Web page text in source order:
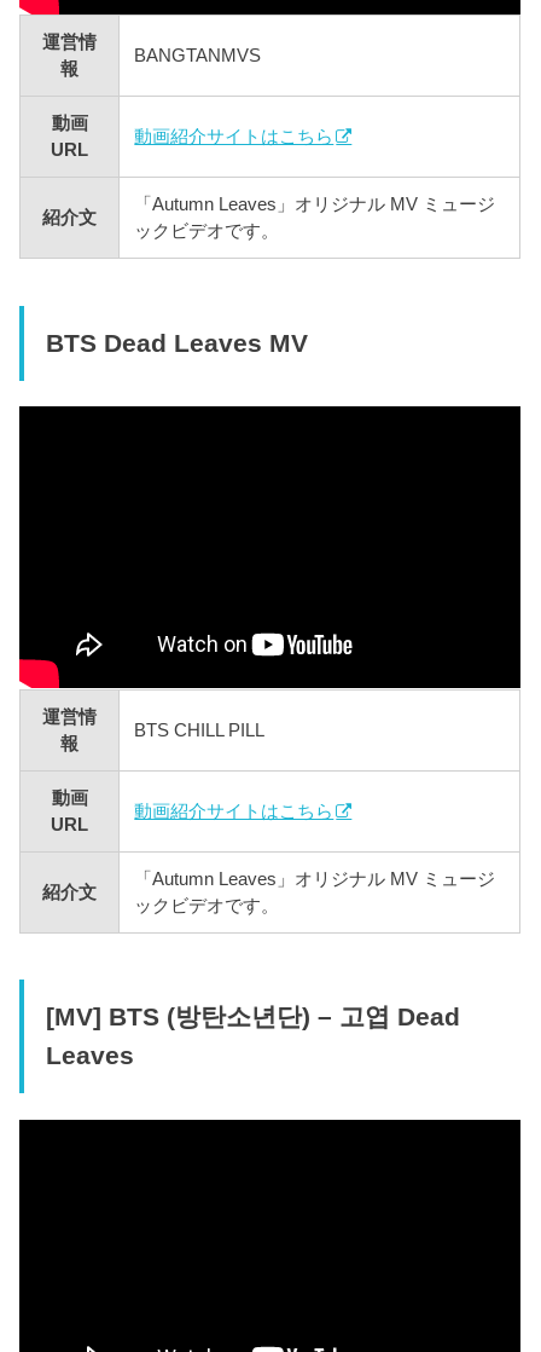
運営情
報
BANGTANMVS
動画
URL
動画紹介サイトはこちら
紹介文
「Autumn Leaves」オリジナル MV ミュージ
ックビデオです。
BTS Dead Leaves MV
運営情
報
BTS CHILL PILL
動画
URL
動画紹介サイトはこちら
紹介文
「Autumn Leaves」オリジナル MV ミュージ
ックビデオです。
[MV] BTS (방탄소년단) – 고엽 Dead
Leaves